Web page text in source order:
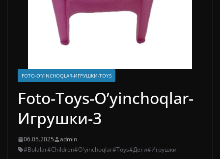
FOTO-O'YINCHOQLAR-ИГРУШКИ-TOYS
Foto-Toys-O’yinchoqlar-
Игрушки-3
06.05.2025
admin
#Bolalar#Children#O'yinchoqlar#Toys#Дети#Игрушки